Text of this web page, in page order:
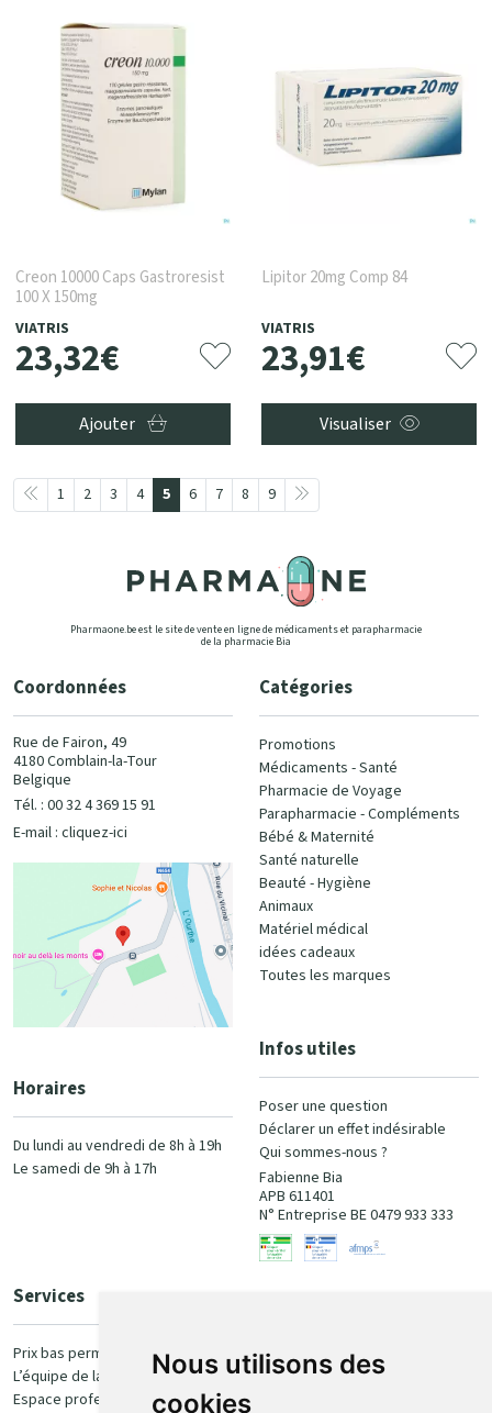
Nous utilisons des
cookies
Creon 10000 Caps Gastroresist
100 X 150mg
VIATRIS
23,32€
Ajouter
Lipitor 20mg Comp 84
VIATRIS
23,91€
Visualiser
1 2 3 4 5 6 7 8 9
Pharmaone.be est le site de vente en ligne de médicaments et parapharmacie
de la pharmacie Bia
Coordonnées
Rue de Fairon, 49
4180 Comblain-la-Tour
Belgique
Tél. : 00 32 4 369 15 91
E-mail : cliquez-ici
Horaires
Du lundi au vendredi de 8h à 19h
Le samedi de 9h à 17h
Catégories
Promotions
Médicaments - Santé
Pharmacie de Voyage
Parapharmacie - Compléments
Bébé & Maternité
Santé naturelle
Beauté - Hygiène
Animaux
Matériel médical
idées cadeaux
Toutes les marques
Infos utiles
Poser une question
Déclarer un effet indésirable
Qui sommes-nous ?
Fabienne Bia
APB 611401
N° Entreprise BE 0479 933 333
Services
Prix bas permanent
L’équipe de la pharmacie
Espace professionnel
100% sécurisé